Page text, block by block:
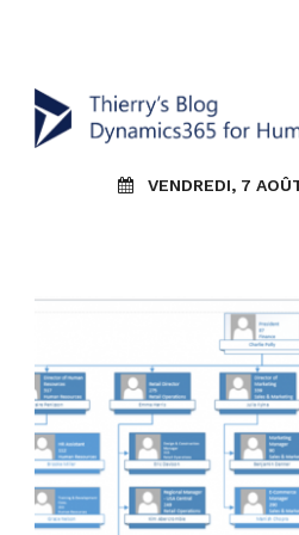
VENDREDI, 7